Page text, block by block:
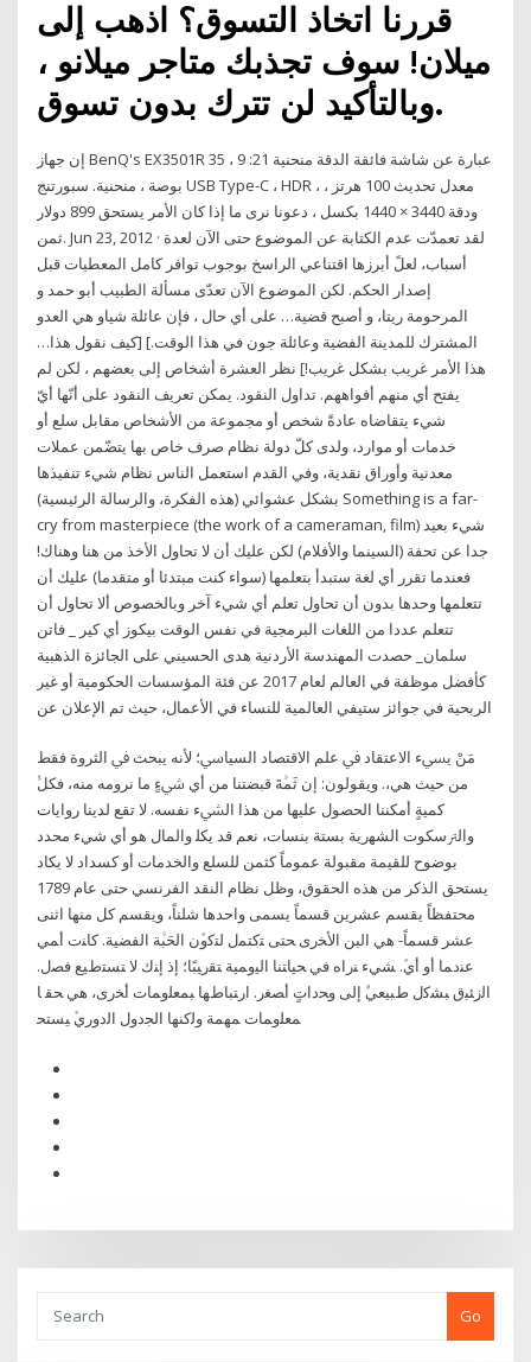
قررنا اتخاذ التسوق؟ اذهب إلى
ميلان! سوف تجذبك متاجر ميلانو ،
وبالتأكيد لن تترك بدون تسوق.
إن جهاز BenQ's EX3501R عبارة عن شاشة فائقة الدقة منحنية 21: 9 ، 35
بوصة ، منحنية. سبورتنج USB Type-C ، HDR ، معدل تحديث 100 هرتز ،
ودقة 3440 × 1440 بكسل ، دعونا نرى ما إذا كان الأمر يستحق 899 دولار
ثمن. Jun 23, 2012 · لقد تعمدّت عدم الكتابة عن الموضوع حتى الآن لعدة
أسباب، لعلً أبرزها اقتناعي الراسخ بوجوب توافر كامل المعطيات قبل
إصدار الحكم. لكن الموضوع الآن تعدّى مسألة الطبيب أبو حمد و
المرحومة ريتا، و أصبح قضية… على أي حال ، فإن عائلة شياو هي العدو
المشترك للمدينة الفضية وعائلة جون في هذا الوقت.] [كيف نقول هذا…
هذا الأمر غريب بشكل غريب!] نظر العشرة أشخاص إلى بعضهم ، لكن لم
يفتح أي منهم أفواههم. تداول النقود. يمكن تعريف النقود على أنّها أيّ
شيء يتقاضاه عادةً شخص أو مجموعة من الأشخاص مقابل سلع أو
خدمات أو موارد، ولدى كلّ دولة نظام صرف خاص بها يتضّمن عملات
معدنية وأوراق نقدية، وفي القدم استعمل الناس نظام شيء تنفيذها
بشكل عشوائي (هذه الفكرة، والرسالة الرئيسية) Something is a far-
cry from masterpiece (the work of a cameraman, film) شيء بعيد
جدا عن تحفة (السينما والأفلام) لكن عليك أن لا تحاول الأخذ من هنا وهناك!
فعندما تقرر أي لغة ستبدأ بتعلمها (سواء كنت مبتدئا أو متقدما) عليك أن
تتعلمها وحدها بدون أن تحاول تعلم أي شيء آخر وبالخصوص ألا تحاول أن
تتعلم عددا من اللغات البرمجية في نفس الوقت بيكوز أي كير _ فاتن
سلمان_ حصدت المهندسة الأردنية هدى الحسيني على الجائزة الذهبية
كأفضل موظفة في العالم لعام 2017 عن فئة المؤسسات الحكومية أو غير
الربحية في جوائز ستيفي العالمية للنساء في الأعمال، حيث تم الإعلان عن
ﻣَﻦْ ﻳﴘء اﻻﻋﺘﻘﺎد ﰲ ﻋﻠﻢ اﻻﻗﺘﺼﺎد اﻟﺴﻴﺎﳼ؛ ﻷﻧﻪ ﻳﺒﺤﺚ ﰲ اﻟﺜﺮوة ﻓﻘﻂ
ﻣﻦ ﺣﻴﺚ ﻫﻲ،. وﻳﻘﻮﻟﻮن: إن ﺛَﻤﱠﺔَ ﻗﺒﻀﺘﻨﺎ ﻣﻦ أي ﳾءٍ ﻣﺎ ﻧﺮوﻣﻪ ﻣﻨﻪ، ﻓﻜﻞﱡ
ﻛﻤﻴﺔٍ أﻣﻜﻨﻨﺎ اﻟﺤﺼﻮل ﻋﻠﻴﻬﺎ ﻣﻦ ﻫﺬا اﻟﴚء ﻧﻔﺴﻪ. ﻻ ﺗﻘﻊ ﻟﺪﻳﻨﺎ رواﻳﺎت
واﻟﱰﺳﻜﻮت اﻟﺸﻬرية ﺑﺴﺘﺔ ﺑﻨﺴﺎت، ﻧﻌﻢ ﻗﺪ ﻳﻜﻠ والمال هو أي شيء محدد
بوضوح للقيمة مقبولة عموماً كثمن للسلع والخدمات أو كسداد لا يكاد
يستحق الذكر من هذه الحقوق، وظل نظام النقد الفرنسي حتى عام 1789
محتفظاً يقسم عشرين قسماً يسمى واحدها شلناً، ويقسم كل منها اثنى
عشر قسماً- هي البن اﻷﺨرى ﺤﺘﻰ ﺘﻛﺘﻤﻝ ﻟﺘﻛوﱢن اﻟﺤَﺒﱠﺔ اﻟﻔﻀﻴﺔ. ﻛﺎﻨت أﻤﻲ
ﻋﻨدﻤﺎ أو أيﱢ. ﺸﻲء ﻨراﻩ ﻓﻲ ﺤﻴﺎﺘﻨﺎ اﻟﻴوﻤﻴﺔ ﺘﻘرﻴﺒًﺎ؛ إذ إﻨك ﻻ ﺘﺴﺘطﻴﻊ ﻓﺼﻝ.
اﻟزﺌﺒق ﺒﺸﻛﻝ طﺒﻴﻌﻲﱟ إﻟﻰ وﺤداتٍ أﺼﻐر. ارﺘﺒﺎطﻬﺎ ﺒﻤﻌﻠوﻤﺎت أﺨرى، ﻫﻲ ﺤﻘ ﺎ
ﻤﻌﻠوﻤﺎت ﻤﻬﻤﺔ وﻟﻛﻨﻬﺎ اﻟﺠدوﻝ اﻟدوريﱢ ﻴﺴﺘﺤ
Go